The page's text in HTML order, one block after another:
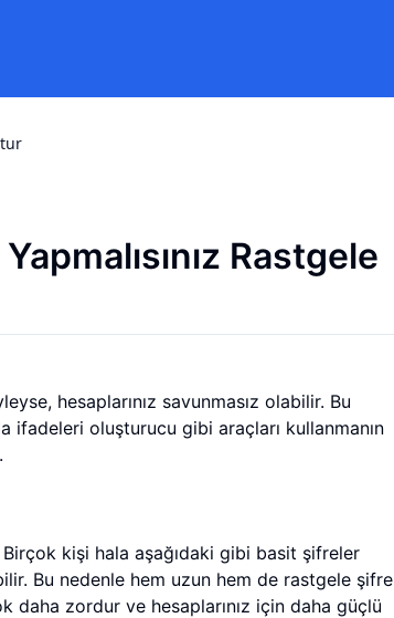
Rastgele
hesaplarınız savunmasız olabilir. Bu
oluşturucu gibi araçları kullanmanın
kişi hala aşağıdaki gibi basit şifreler
Bu nedenle hem uzun hem de rastgele şifre
daha zordur ve hesaplarınız için daha güçlü